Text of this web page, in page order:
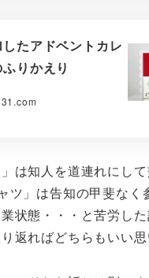
たアドベントカレ
りかえり
」は知人を道連れにし
ツ」は告知の甲斐なく
状態・・・と苦労し
返ればどちらもいい思